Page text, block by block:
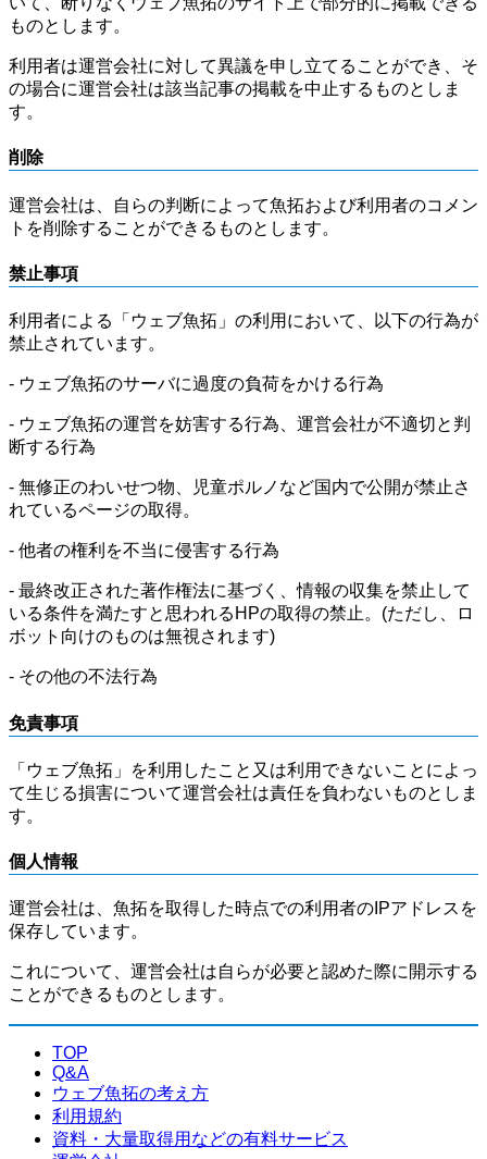
ものとします。
利用者は運営会社に対して異議を申し立てることができ、そ
の場合に運営会社は該当記事の掲載を中止するものとしま
す。
削除
運営会社は、自らの判断によって魚拓および利用者のコメン
トを削除することができるものとします。
禁止事項
利用者による「ウェブ魚拓」の利用において、以下の行為が
禁止されています。
- ウェブ魚拓のサーバに過度の負荷をかける行為
- ウェブ魚拓の運営を妨害する行為、運営会社が不適切と判
断する行為
- 無修正のわいせつ物、児童ポルノなど国内で公開が禁止さ
れているページの取得。
- 他者の権利を不当に侵害する行為
- 最終改正された著作権法に基づく、情報の収集を禁止して
いる条件を満たすと思われるHPの取得の禁止。(ただし、ロ
ボット向けのものは無視されます)
- その他の不法行為
免責事項
「ウェブ魚拓」を利用したこと又は利用できないことによっ
て生じる損害について運営会社は責任を負わないものとしま
す。
個人情報
運営会社は、魚拓を取得した時点での利用者のIPアドレスを
保存しています。
これについて、運営会社は自らが必要と認めた際に開示する
ことができるものとします。
TOP
Q&A
ウェブ魚拓の考え方
利用規約
資料・大量取得用などの有料サービス